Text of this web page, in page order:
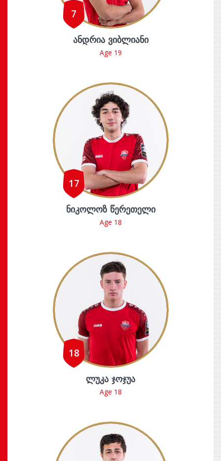
7
ᲐᲜᲓᲠᲘᲐ ᲕᲘᲑᲚᲘᲐᲜᲘ
Age 19
17
ᲜᲘᲙᲝᲚᲝᲖ ᲬᲔᲠᲔᲗᲔᲚᲘ
Age 18
18
ᲚᲣᲙᲐ ᲯᲝᲯᲣᲐ
Age 18